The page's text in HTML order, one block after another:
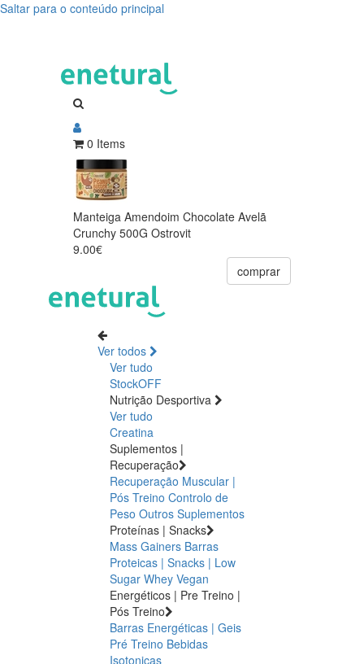
Saltar para o conteúdo principal
0 Items
Manteiga Amendoim Chocolate Avelã
Crunchy 500G Ostrovit
9.00€
comprar
Ver todos
Ver tudo
StockOFF
Nutrição Desportiva
Ver tudo
Creatina
Suplementos |
Recuperação
Recuperação Muscular |
Pós Treino Controlo de
Peso Outros Suplementos
Proteínas | Snacks
Mass Gainers Barras
Proteicas | Snacks | Low
Sugar Whey Vegan
Energéticos | Pre Treino |
Pós Treino
Barras Energéticas | Geis
Pré Treino Bebidas
Isotonicas